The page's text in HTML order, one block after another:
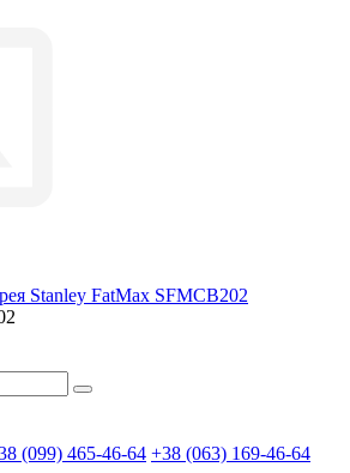
Stanley FatMax SFMCB202
(099) 465-46-64 +38 (063) 169-46-64